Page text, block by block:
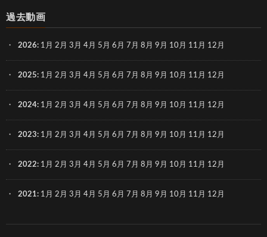
過去動画
2026: 1月 2月 3月 4月 5月 6月 7月 8月 9月 10月 11月 12月
2025: 1月 2月 3月 4月 5月 6月 7月 8月 9月 10月 11月 12月
2024: 1月 2月 3月 4月 5月 6月 7月 8月 9月 10月 11月 12月
2023: 1月 2月 3月 4月 5月 6月 7月 8月 9月 10月 11月 12月
2022: 1月 2月 3月 4月 5月 6月 7月 8月 9月 10月 11月 12月
2021: 1月 2月 3月 4月 5月 6月 7月 8月 9月 10月 11月 12月